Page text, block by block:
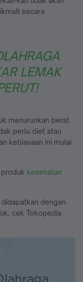
secara
LEMAK
menurunkan berat
perlu diet atau
kebiasaan ini mulai
kesehatan
dengan
cek Tokopedia